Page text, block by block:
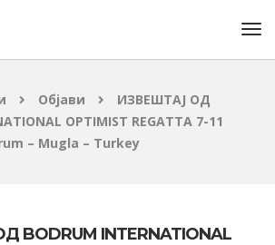
Објави
ИЗВЕШТАЈ ОД
OPTIMIST REGATTA 7-11
– Mugla – Turkey
BODRUM INTERNATIONAL